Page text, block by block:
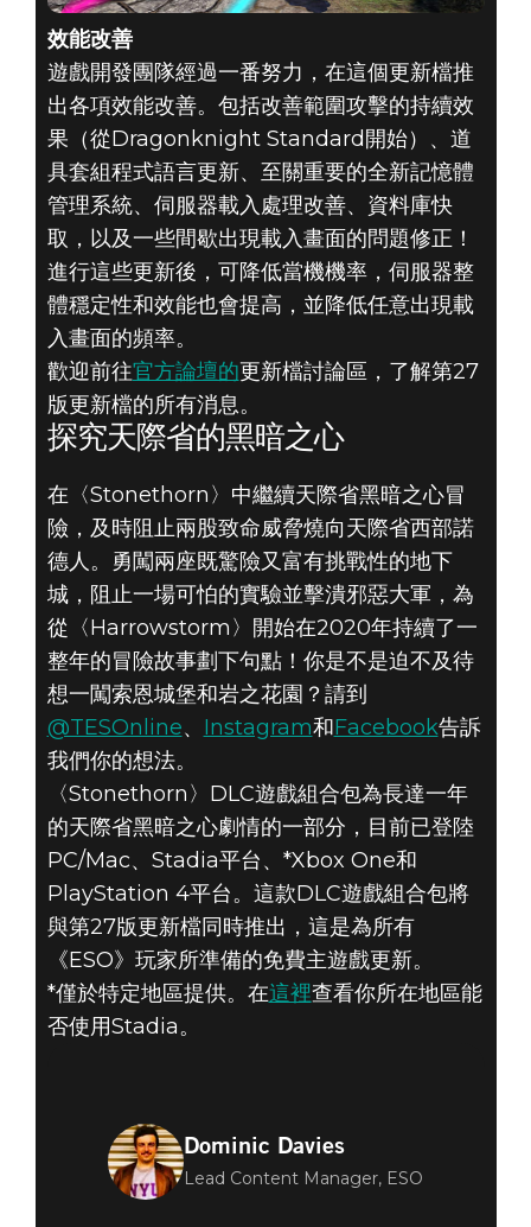
效能改善
遊戲開發團隊經過一番努力，在這個更新檔推
出各項效能改善。包括改善範圍攻擊的持續效
果（從Dragonknight Standard開始）、道
具套組程式語言更新、至關重要的全新記憶體
管理系統、伺服器載入處理改善、資料庫快
取，以及一些間歇出現載入畫面的問題修正！
進行這些更新後，可降低當機機率，伺服器整
體穩定性和效能也會提高，並降低任意出現載
入畫面的頻率。
歡迎前往官方論壇的更新檔討論區，了解第27
版更新檔的所有消息。
探究天際省的黑暗之心
在〈Stonethorn〉中繼續天際省黑暗之心冒
險，及時阻止兩股致命威脅燒向天際省西部諾
德人。勇闖兩座既驚險又富有挑戰性的地下
城，阻止一場可怕的實驗並擊潰邪惡大軍，為
從〈Harrowstorm〉開始在2020年持續了一
整年的冒險故事劃下句點！你是不是迫不及待
想一闖索恩城堡和岩之花園？請到
@TESOnline、 Instagram和Facebook告訴
我們你的想法。
〈Stonethorn〉DLC遊戲組合包為長達一年
的天際省黑暗之心劇情的一部分，目前已登陸
PC/Mac、Stadia平台、*Xbox One和
PlayStation 4平台。這款DLC遊戲組合包將
與第27版更新檔同時推出，這是為所有
《ESO》玩家所準備的免費主遊戲更新。
*僅於特定地區提供。在這裡查看你所在地區能
否使用Stadia。
Dominic Davies
Lead Content Manager, ESO